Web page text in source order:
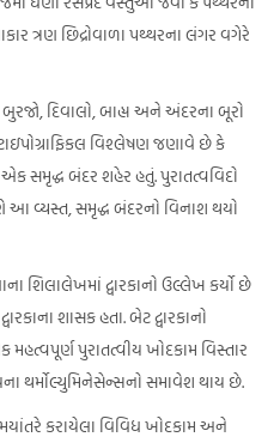
ત્રણ છિદ્રોવાળા પથ્થરના લંગર વગેરે
દિવાલો, બાહ્ય અને અંદરના બૂરો
વિશ્લેષણ જણાવે છે કે
એક સમૃદ્ધ બંદર શહેર હતું. પુરાતત્વવિદો
આ વ્યસ્ત, સમૃદ્ધ બંદરનો વિનાશ થયો
શિલાલેખમાં દ્વારકાનો ઉલ્લેખ કર્યો છે
શાસક હતા. બેટ દ્વારકાનો
મહત્વપૂર્ણ પુરાતત્વીય ખોદકામ વિસ્તાર
થર્મોલ્યુમિનેસેન્સનો સમાવેશ થાય છે.
કરાયેલા વિવિધ ખોદકામ અને